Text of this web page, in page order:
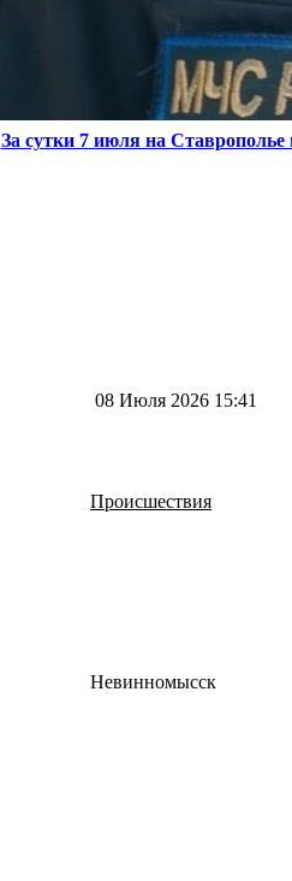
За сутки 7 июля на
08 Июля 2026 15:41
Происшествия
Невинномысск